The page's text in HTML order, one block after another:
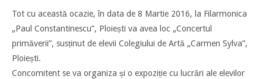
Tot cu această ocazie, în data de 8 Martie 2016, la Filarmonica
„Paul Constantinescu”, Ploiești va avea loc „Concertul
primăverii”, susținut de elevii Colegiului de Artă „Carmen Sylva”,
Ploiești.
Concomitent se va organiza și o expoziție cu lucrări ale elevilor